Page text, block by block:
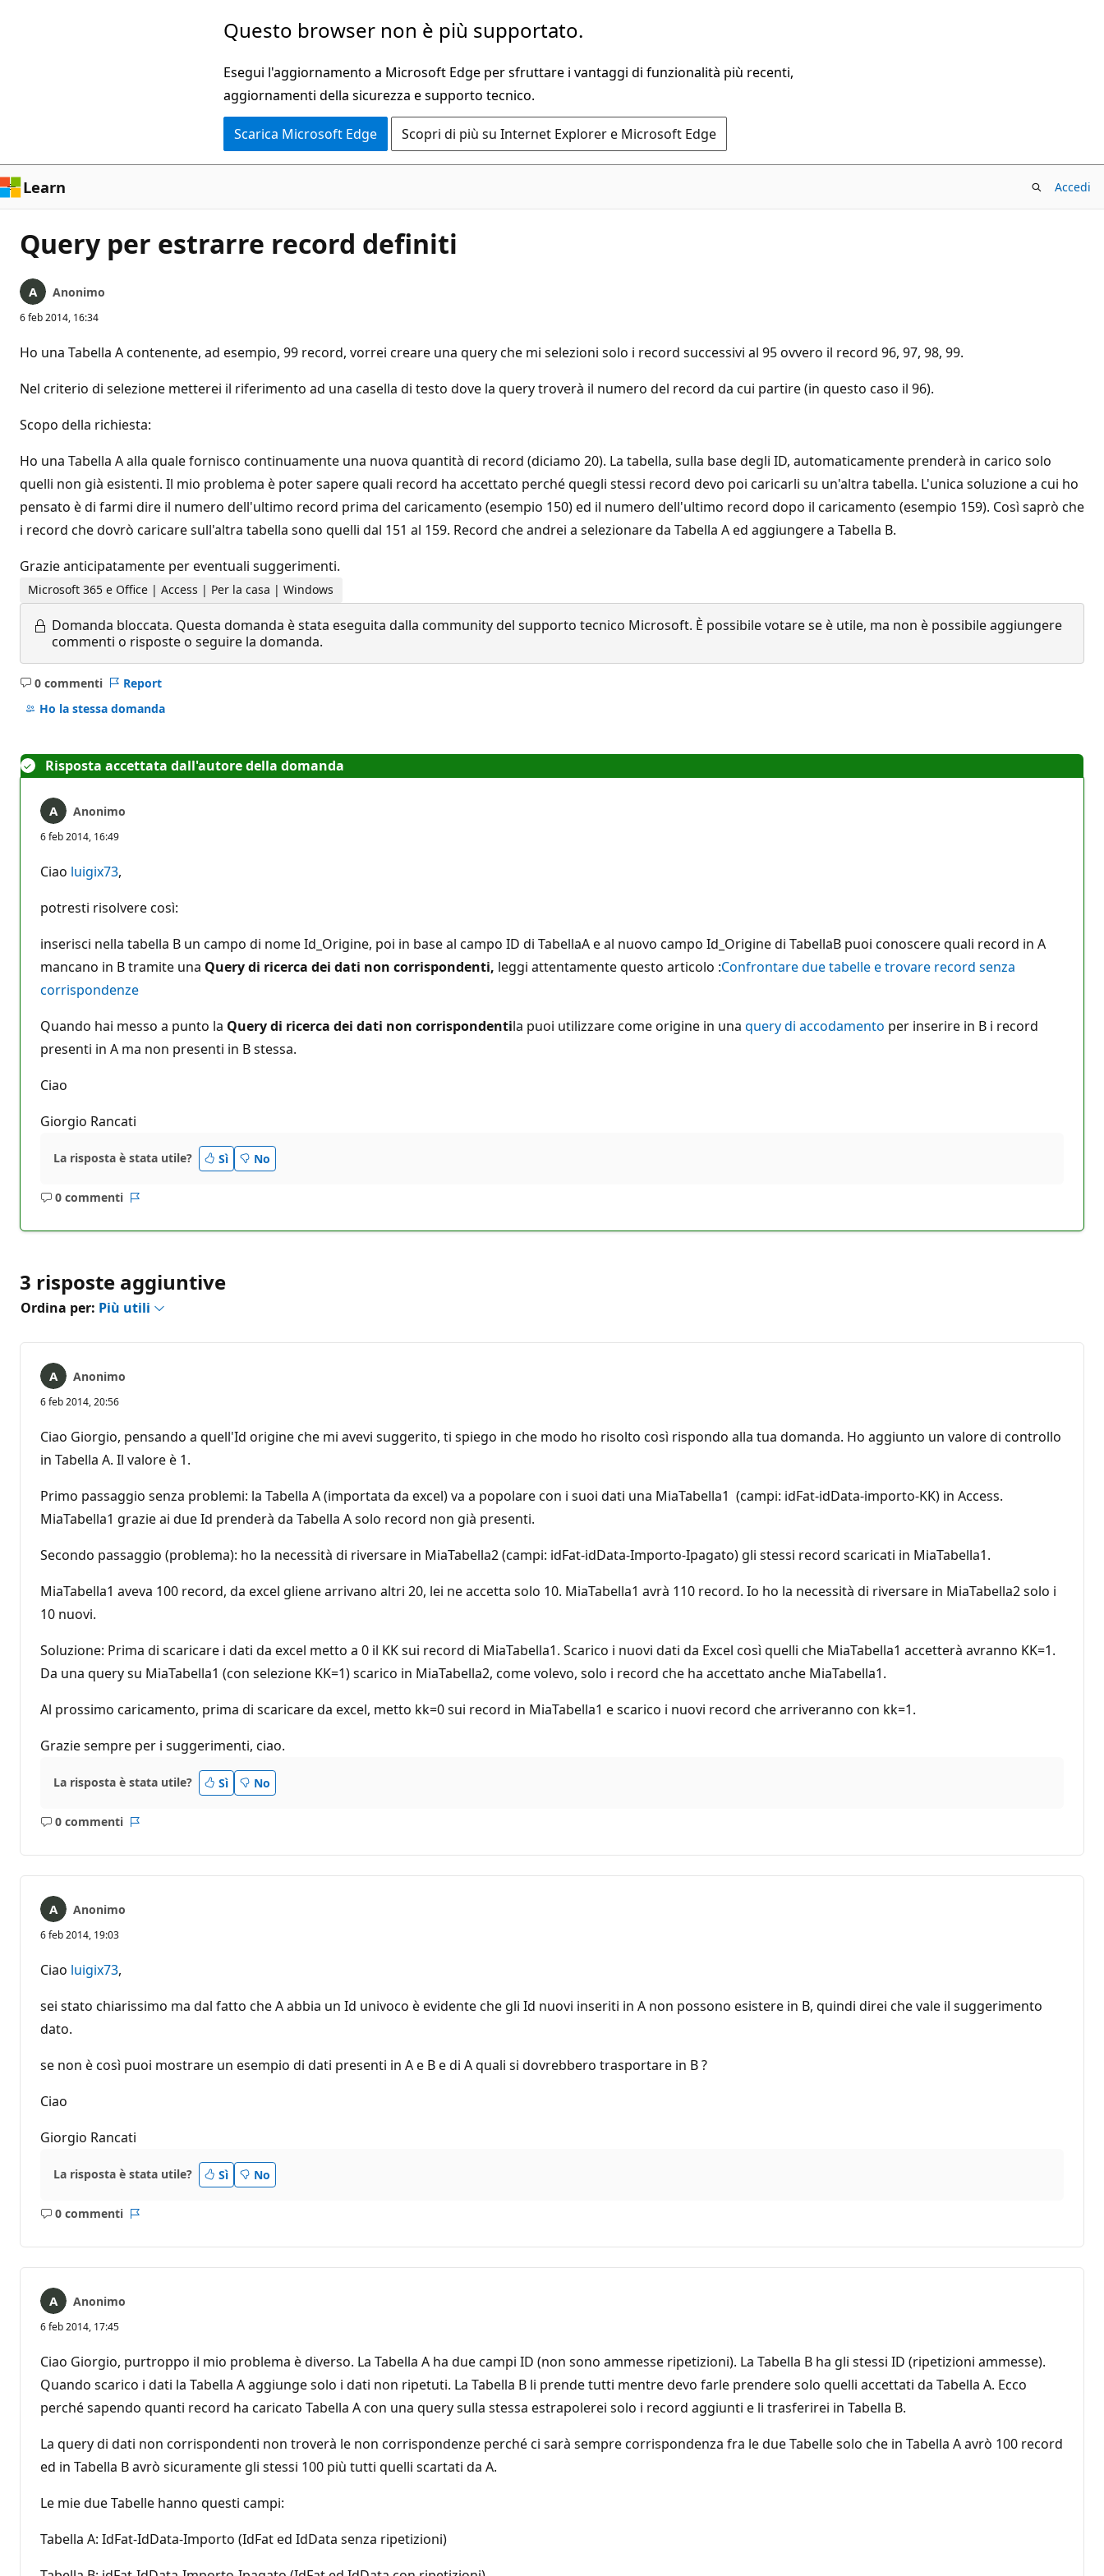
Questo browser non è più supportato.
Esegui l'aggiornamento a Microsoft Edge per sfruttare i vantaggi di funzionalità più recenti,
aggiornamenti della sicurezza e supporto tecnico.
Scarica Microsoft Edge Scopri di più su Internet Explorer e Microsoft Edge
Learn Accedi
Query per estrarre record definiti
Anonimo
6 feb 2014, 16:34
Ho una Tabella A contenente, ad esempio, 99 record, vorrei creare una query che mi selezioni solo i record successivi al 95 ovvero il record 96, 97, 98, 99.
Nel criterio di selezione metterei il riferimento ad una casella di testo dove la query troverà il numero del record da cui partire (in questo caso il 96).
Scopo della richiesta:
Ho una Tabella A alla quale fornisco continuamente una nuova quantità di record (diciamo 20). La tabella, sulla base degli ID, automaticamente prenderà in carico solo
quelli non già esistenti. Il mio problema è poter sapere quali record ha accettato perché quegli stessi record devo poi caricarli su un'altra tabella. L'unica soluzione a cui ho
pensato è di farmi dire il numero dell'ultimo record prima del caricamento (esempio 150) ed il numero dell'ultimo record dopo il caricamento (esempio 159). Così saprò che
i record che dovrò caricare sull'altra tabella sono quelli dal 151 al 159. Record che andrei a selezionare da Tabella A ed aggiungere a Tabella B.
Grazie anticipatamente per eventuali suggerimenti.
Microsoft 365 e Office | Access | Per la casa | Windows
Domanda bloccata. Questa domanda è stata eseguita dalla community del supporto tecnico Microsoft. È possibile votare se è utile, ma non è possibile aggiungere
commenti o risposte o seguire la domanda.
0 commenti
Nessun
commento
Report
Ho la stessa domanda
Risposta accettata dall'autore della domanda
Anonimo
6 feb 2014, 16:49
Ciao luigix73,
potresti risolvere così:
inserisci nella tabella B un campo di nome Id_Origine, poi in base al campo ID di TabellaA e al nuovo campo Id_Origine di TabellaB puoi conoscere quali record in A
mancano in B tramite una Query di ricerca dei dati non corrispondenti, leggi attentamente questo articolo :Confrontare due tabelle e trovare record senza
corrispondenze
Quando hai messo a punto la Query di ricerca dei dati non corrispondentila puoi utilizzare come origine in una query di accodamento per inserire in B i record
presenti in A ma non presenti in B stessa.
Ciao
Giorgio Rancati
La risposta è stata utile? Sì No
0 commenti
Nessun
3 risposte aggiuntive
Ordina per: Più utili
Anonimo
6 feb 2014, 20:56
Ciao Giorgio, pensando a quell'Id origine che mi avevi suggerito, ti spiego in che modo ho risolto così rispondo alla tua domanda. Ho aggiunto un valore di controllo
in Tabella A. Il valore è 1.
Primo passaggio senza problemi: la Tabella A (importata da excel) va a popolare con i suoi dati una MiaTabella1 (campi: idFat-idData-importo-KK) in Access.
MiaTabella1 grazie ai due Id prenderà da Tabella A solo record non già presenti.
Secondo passaggio (problema): ho la necessità di riversare in MiaTabella2 (campi: idFat-idData-Importo-Ipagato) gli stessi record scaricati in MiaTabella1.
MiaTabella1 aveva 100 record, da excel gliene arrivano altri 20, lei ne accetta solo 10. MiaTabella1 avrà 110 record. Io ho la necessità di riversare in MiaTabella2 solo i
10 nuovi.
Soluzione: Prima di scaricare i dati da excel metto a 0 il KK sui record di MiaTabella1. Scarico i nuovi dati da Excel così quelli che MiaTabella1 accetterà avranno KK=1.
Da una query su MiaTabella1 (con selezione KK=1) scarico in MiaTabella2, come volevo, solo i record che ha accettato anche MiaTabella1.
Al prossimo caricamento, prima di scaricare da excel, metto kk=0 sui record in MiaTabella1 e scarico i nuovi record che arriveranno con kk=1.
Grazie sempre per i suggerimenti, ciao.
La risposta è stata utile? Sì No
0 commenti
Nessun
Anonimo
6 feb 2014, 19:03
Ciao luigix73,
sei stato chiarissimo ma dal fatto che A abbia un Id univoco è evidente che gli Id nuovi inseriti in A non possono esistere in B, quindi direi che vale il suggerimento
dato.
se non è così puoi mostrare un esempio di dati presenti in A e B e di A quali si dovrebbero trasportare in B ?
Ciao
Giorgio Rancati
La risposta è stata utile? Sì No
0 commenti
Nessun
Anonimo
6 feb 2014, 17:45
Ciao Giorgio, purtroppo il mio problema è diverso. La Tabella A ha due campi ID (non sono ammesse ripetizioni). La Tabella B ha gli stessi ID (ripetizioni ammesse).
Quando scarico i dati la Tabella A aggiunge solo i dati non ripetuti. La Tabella B li prende tutti mentre devo farle prendere solo quelli accettati da Tabella A. Ecco
perché sapendo quanti record ha caricato Tabella A con una query sulla stessa estrapolerei solo i record aggiunti e li trasferirei in Tabella B.
La query di dati non corrispondenti non troverà le non corrispondenze perché ci sarà sempre corrispondenza fra le due Tabelle solo che in Tabella A avrò 100 record
ed in Tabella B avrò sicuramente gli stessi 100 più tutti quelli scartati da A.
Le mie due Tabelle hanno questi campi:
Tabella A: IdFat-IdData-Importo (IdFat ed IdData senza ripetizioni)